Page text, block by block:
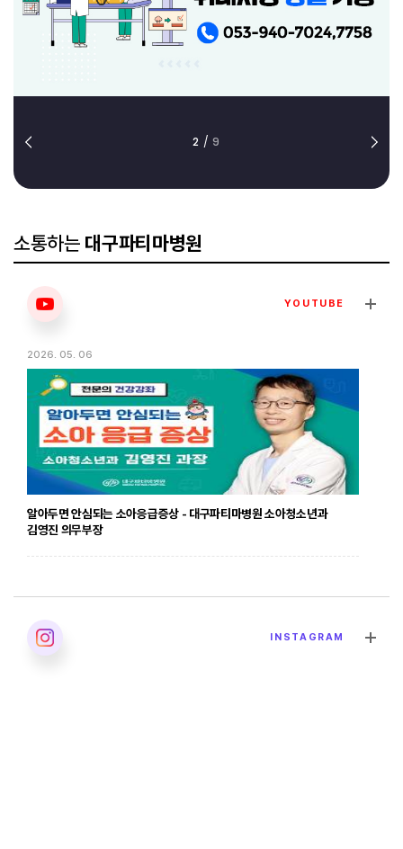
2 / 9
소통하는 대구파티마병원
YOUTUBE
2026. 05. 06
알아두면 안심되는 소아응급증상 - 대구파티마병원 소아청소년과
김영진 의무부장
INSTAGRAM